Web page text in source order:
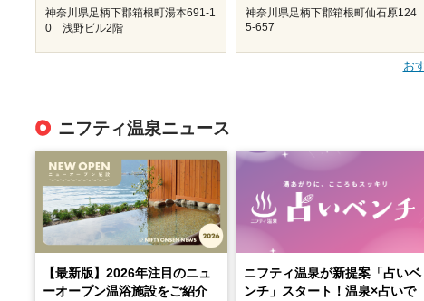
神奈川県足柄下郡箱根町湯本691-1
0 浅野ビル2階
神奈川県足柄下郡箱根町仙石原124
5-657
お
ニフティ温泉ニュース
【最新版】2026年注目のニュ
ーオープン温浴施設をご紹介
ニフティ温泉が新提案「占いベ
ンチ」スタート！温泉×占いで